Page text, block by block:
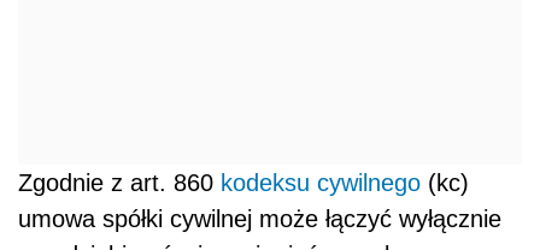
Zgodnie z art. 860 kodeksu cywilnego (kc)
umowa spółki cywilnej może łączyć wyłącznie